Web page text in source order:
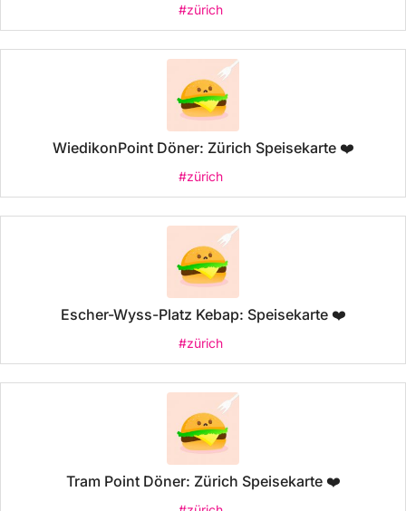
#zürich
WiedikonPoint Döner: Zürich Speisekarte ❤️
#zürich
Escher-Wyss-Platz Kebap: Speisekarte ❤️
#zürich
Tram Point Döner: Zürich Speisekarte ❤️